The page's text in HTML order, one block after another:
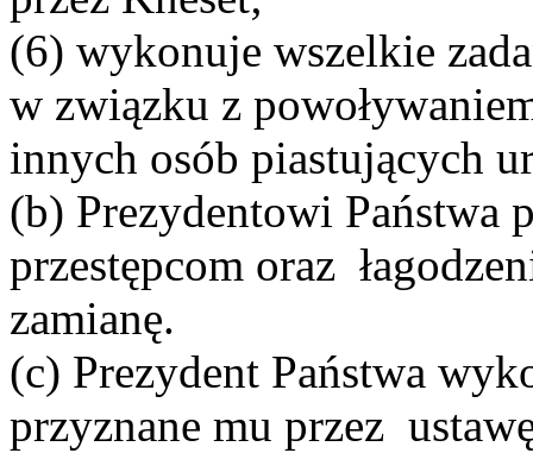
(6) wykonuje wszelkie
w związku z
innych osób piastujących
(b) Prezydentowi Państwa
przestępcom oraz
zamianę.
(c) Prezydent Państwa
przyznane mu przez